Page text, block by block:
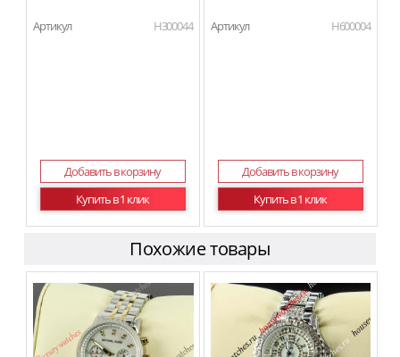
Артикул H300044
Добавить в корзину
Купить в 1 клик
Артикул H600004
Добавить в корзину
Купить в 1 клик
Похожие товары